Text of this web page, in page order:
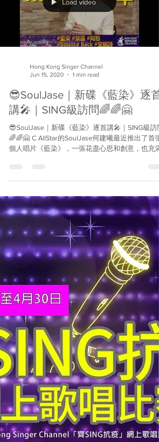
Load video
Hong Kong Singer Channel
Jun 15, 2020
1 min read
😎SoulJase｜新碟《藍染》逐首
講🎤｜SING級訪問🌈🌈🤗
😎SoulJase｜新碟《藍染》逐首講🎤｜SING級訪
🌈🌈🤗 C AllStar的SoulJase何建曦最近推出了首張
個人唱片《藍染》，一張花盡心思和創意，也充滿